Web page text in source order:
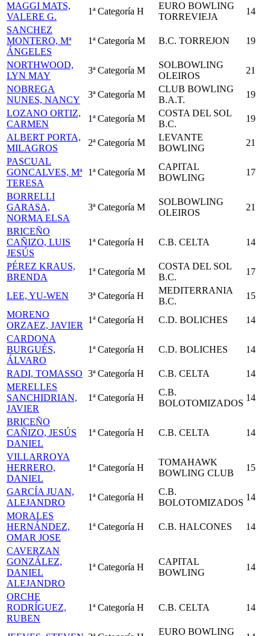
MAGGI MATS,
VALERE G.
1ª Categoría H
EURO BOWLING
TORREVIEJA
14
SANCHEZ
MONTERO, Mª
ÁNGELES
1ª Categoría M B.C. TORREJON 19
NORTHWOOD,
LYN MAY
3ª Categoría M
SOLBOWLING
OLEIROS
21
NOBREGA
NUNES, NANCY
3ª Categoría M
CLUB BOWLING
B.A.T.
19
LOZANO ORTIZ,
CARMEN
1ª Categoría M
COSTA DEL SOL
B.C.
19
ALBERT PORTA,
MILAGROS
2ª Categoría M
LEVANTE
BOWLING
21
PASCUAL
GONCALVES, Mª
TERESA
1ª Categoría M
CAPITAL
BOWLING
17
BORRELLI
GARASA,
NORMA ELSA
3ª Categoría M
SOLBOWLING
OLEIROS
21
BRICEÑO
CAÑIZO, LUIS
JESÚS
1ª Categoría H C.B. CELTA 14
PÉREZ KRAUS,
BRENDA
1ª Categoría M
COSTA DEL SOL
B.C.
17
LEE, YU-WEN 3ª Categoría H
MEDITERRANIA
B.C.
15
MORENO
ORZAEZ, JAVIER
1ª Categoría H C.D. BOLICHES
14
CARDONA
BURGUÉS,
ÁLVARO
1ª Categoría H C.D. BOLICHES 14
RADI, TOMASSO 3ª Categoría H C.B. CELTA
14
MERELLES
SANCHIDRIAN,
JAVIER
1ª Categoría H
C.B.
BOLOTOMIZADOS
14
BRICEÑO
CAÑIZO, JESÚS
DANIEL
1ª Categoría H C.B. CELTA 14
VILLARROYA
HERRERO,
DANIEL
1ª Categoría H
TOMAHAWK
BOWLING CLUB
15
GARCÍA JUAN,
ALEJANDRO
1ª Categoría H
C.B.
BOLOTOMIZADOS
14
MORALES
HERNÁNDEZ,
OMAR JOSE
1ª Categoría H C.B. HALCONES 14
CAVERZAN
GONZÁLEZ,
DANIEL
ALEJANDRO
1ª Categoría H
CAPITAL
BOWLING
14
ORCHE
RODRÍGUEZ,
RUBEN
1ª Categoría H C.B. CELTA 14
EURO BOWLING